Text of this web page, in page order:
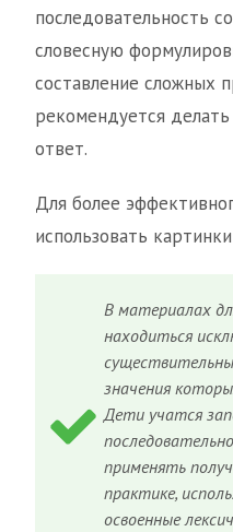
последовательность
словесную
составление сложных
рекомендуется
ответ.
Для более
использовать
В материалах
находиться
значения
Дети учатся
применять
практике,
освоенные